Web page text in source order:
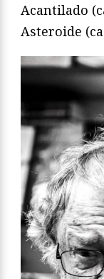
Acantilado
Asteroide